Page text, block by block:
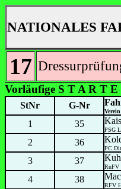
NATIONALES
17
Vorläufige S T A R T
StNr G-Nr
1 35
PSG
2 36
PC
3 37
RuFV
4 38
RFV